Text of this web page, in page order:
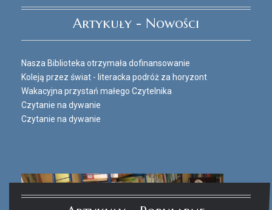
Ferie_2017_ODD_3.JPG
Artykuły - Nowości
Nasza Biblioteka otrzymała dofinansowanie
Koleją przez świat - literacka podróż za horyzont
Wakacyjna przystań małego Czytelnika
Czytanie na dywanie
Czytanie na dywanie